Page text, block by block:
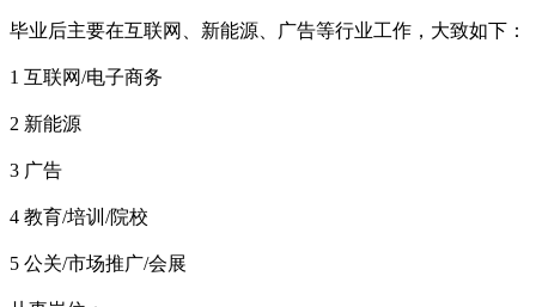
毕业后主要在互联网、新能源、广告等行业工作，大致如下：
1 互联网/电子商务
2 新能源
3 广告
4 教育/培训/院校
5 公关/市场推广/会展